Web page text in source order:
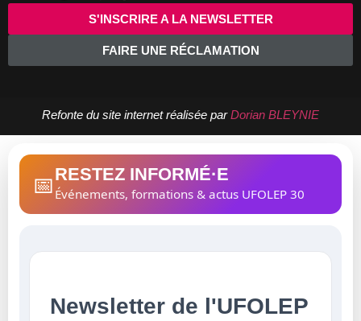
S'INSCRIRE A LA NEWSLETTER
FAIRE UNE RÉCLAMATION
Refonte du site internet réalisée parDorian BLEYNIE
📅RESTEZ INFORMÉ·E
Événements, formations & actus UFOLEP 30
Newsletter de l'UFOLEP